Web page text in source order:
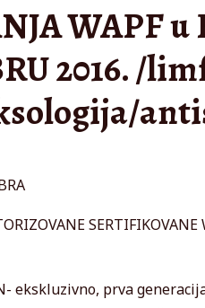
WAPF
2016. /
ekskluzivno, prva